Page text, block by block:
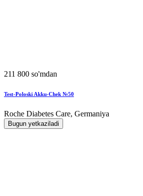
211 800 so'mdan
Test-Poloski Akku-Chek №50
Roche Diabetes Care, Germaniya
Bugun yetkaziladi